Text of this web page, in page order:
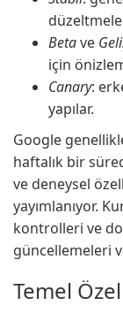
Betave
için
Canary:
yapılar.
Google
haftalık bir
ve deneysel
yayımlanıyor.
kontrolleri ve
güncellemeleri
Temel